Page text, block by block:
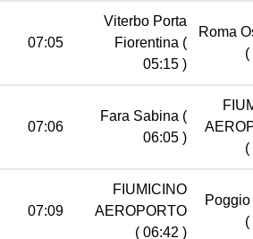
07:05
Viterbo Porta
Fiorentina (
05:15 )
Roma
(
07:06
Fara Sabina (
06:05 )
(
07:09
FIUMICINO
AEROPORTO
( 06:42 )
(